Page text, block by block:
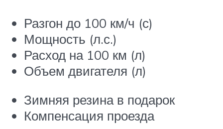
Разгон до 100 км/ч (с)
Мощность (л.с.)
Расход на 100 км (л)
Объем двигателя (л)
Зимняя резина в подарок
Компенсация проезда